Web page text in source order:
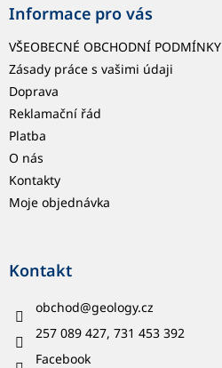
Informace pro vás
VŠEOBECNÉ OBCHODNÍ PODMÍNKY
Zásady práce s vašimi údaji
Doprava
Reklamační řád
Platba
O nás
Kontakty
Moje objednávka
Kontakt
obchod@geology.cz
257 089 427, 731 453 392
Facebook